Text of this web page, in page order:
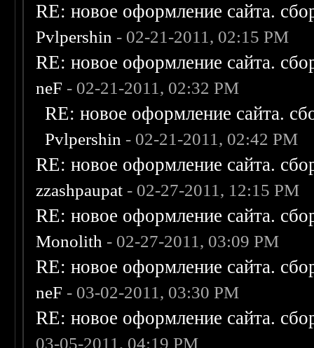
RE: новое оформление сайта.
Pvlpershin - 02-21-2011, 02:15 PM
RE: новое оформление сайта.
neF - 02-21-2011, 02:32 PM
RE: новое оформление сайта.
Pvlpershin - 02-21-2011, 02:42 PM
RE: новое оформление сайта.
zzashpaupat - 02-27-2011, 12:15 PM
RE: новое оформление сайта.
Monolith - 02-27-2011, 03:09 PM
RE: новое оформление сайта.
neF - 03-02-2011, 03:30 PM
RE: новое оформление сайта.
03-05-2011, 04:19 PM